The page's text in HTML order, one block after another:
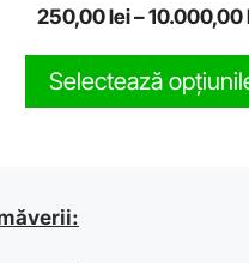
0
o
u
t
o
f
250,00lei–10.000,00
Selectează